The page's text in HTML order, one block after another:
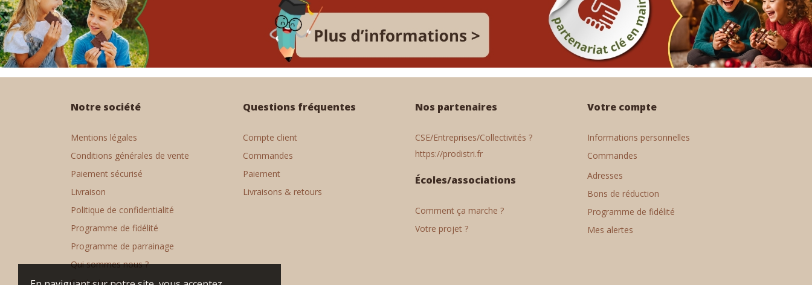
Notre société
Mentions légales
Conditions générales de vente
Paiement sécurisé
Livraison
Politique de confidentialité
Programme de fidélité
Programme de parrainage
Qui sommes nous ?
Contactez-nous
Questions fréquentes
Compte client
Commandes
Paiement
Livraisons & retours
Nos partenaires
CSE/Entreprises/Collectivités ?
https://prodistri.fr
Écoles/associations
Comment ça marche ?
Votre projet ?
Votre compte
Informations personnelles
Commandes
Adresses
Bons de réduction
Programme de fidélité
Mes alertes